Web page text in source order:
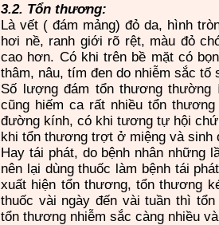
3.2. Tổn thương:
Là vết ( đám mảng) đỏ da, hình
hơi nề, ranh giới rõ rệt, màu đỏ
cao hơn. Có khi trên bề mặt có
thâm, nâu, tím đen do nhiễm sắc tố
Số lượng đám tổn thương
cũng hiếm ca rất nhiều tổn
đường kính, có khi tương tự hội
khi tổn thương trợt ở miệng và sinh
Hay tái phát, do bệnh nhân những
nên lại dùng thuốc làm bệnh tái
xuất hiện tổn thương, tổn thương
thuốc vài ngày đến vài tuần thì
tổn thương nhiễm sắc càng nhiều